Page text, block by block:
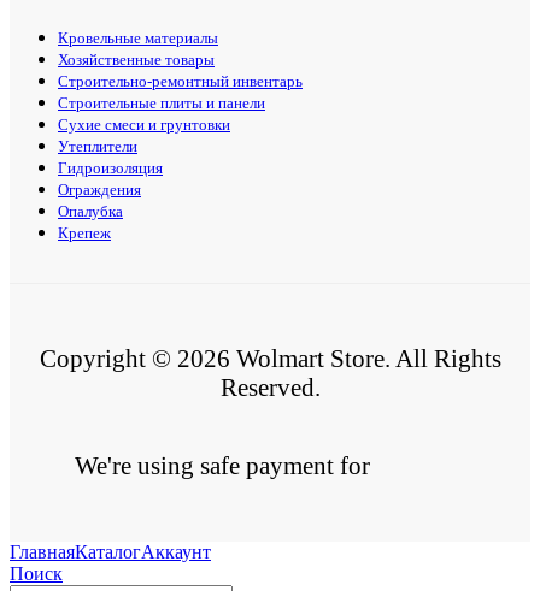
Кровельные материалы
Хозяйственные товары
Строительно-ремонтный инвентарь
Строительные плиты и панели
Сухие смеси и грунтовки
Утеплители
Гидроизоляция
Ограждения
Опалубка
Крепеж
Copyright © 2026 Wolmart Store. All Rights
Reserved.
We're using safe payment for
ГлавнаяКаталогАккаунт
Поиск